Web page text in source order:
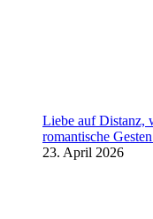
Liebe auf Distanz,
romantische
23. April 2026